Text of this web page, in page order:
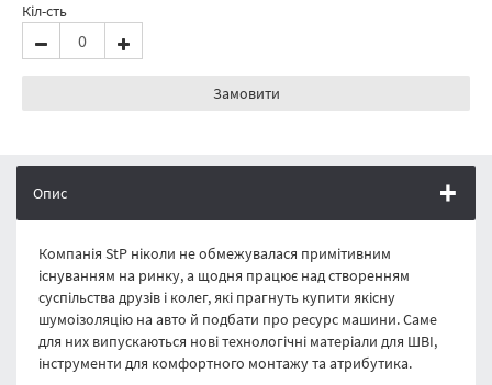
Кіл-сть
Замовити
Опис
Компанія StP ніколи не обмежувалася примітивним
існуванням на ринку, а щодня працює над створенням
суспільства друзів і колег, які прагнуть купити якісну
шумоізоляцію на авто й подбати про ресурс машини. Саме
для них випускаються нові технологічні матеріали для ШВІ,
інструменти для комфортного монтажу та атрибутика.